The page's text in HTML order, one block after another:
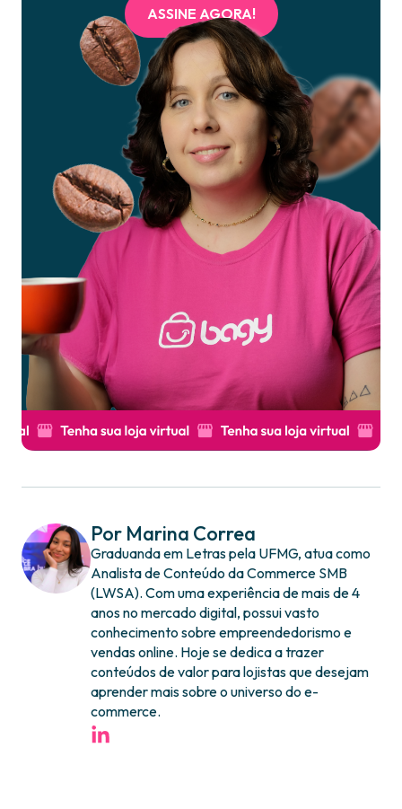
ASSINE AGORA!
Por Marina Correa
Graduanda em Letras pela UFMG, atua como
Analista de Conteúdo da Commerce SMB
(LWSA). Com uma experiência de mais de 4
anos no mercado digital, possui vasto
conhecimento sobre empreendedorismo e
vendas online. Hoje se dedica a trazer
conteúdos de valor para lojistas que desejam
aprender mais sobre o universo do e-
commerce.